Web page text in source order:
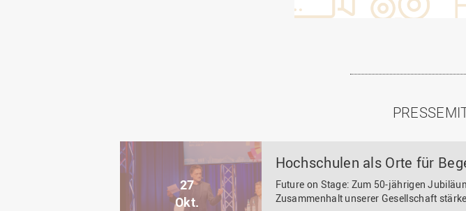
27
Okt.
Hochschulen als Orte für
Future on Stage: Zum 50-jährigen
Zusammenhalt unserer Gesellschaft